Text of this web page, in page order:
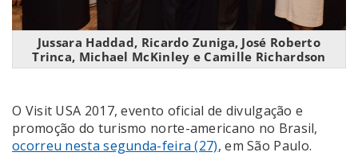
Jussara Haddad, Ricardo Zuniga, José Roberto
Trinca, Michael McKinley e Camille Richardson
O Visit USA 2017, evento oficial de divulgação e
promoção do turismo norte-americano no Brasil,
ocorreu nesta segunda-feira (27), em São Paulo.